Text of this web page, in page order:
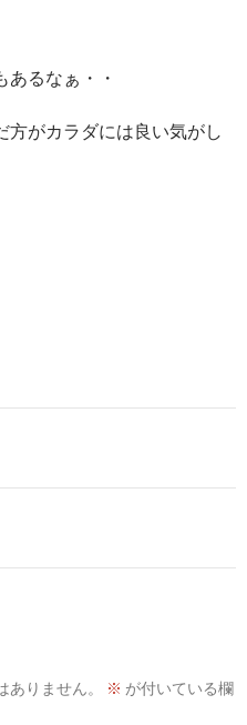
るなぁ・・
方がカラダには良い気がし
りません。 ※ が付いている欄